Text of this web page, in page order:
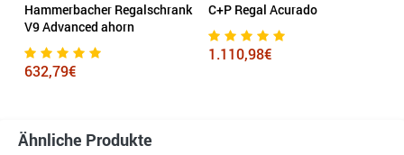
Hammerbacher Regalschrank
V9 Advanced ahorn
632,79€
C+P Regal Acurado
1.110,98€
Ähnliche Produkte